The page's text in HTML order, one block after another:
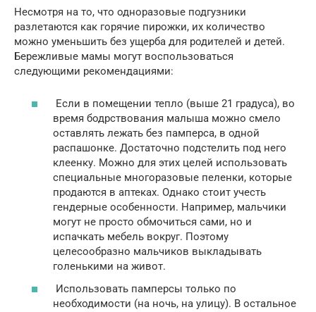
Несмотря на то, что одноразовые подгузники
разлетаются как горячие пирожки, их количество
можно уменьшить без ущерба для родителей и детей.
Бережливые мамы могут воспользоваться
следующими рекомендациями:
Если в помещении тепло (выше 21 градуса), во
время бодрствования малыша можно смело
оставлять лежать без памперса, в одной
распашонке. Достаточно подстелить под него
клеенку. Можно для этих целей использовать
специальные многоразовые пеленки, которые
продаются в аптеках. Однако стоит учесть
гендерные особенности. Например, мальчики
могут не просто обмочиться сами, но и
испачкать мебель вокруг. Поэтому
целесообразно мальчиков выкладывать
голенькими на живот.
Использовать памперсы только по
необходимости (на ночь, на улицу). В остальное